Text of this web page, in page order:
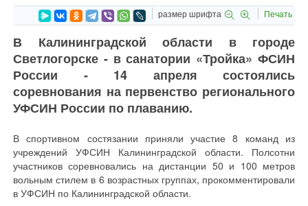
размер шрифта Печать
В Калининградской области в городе
Светлогорске - в санатории «Тройка» ФСИН
России - 14 апреля состоялись
соревнования на первенство регионального
УФСИН России по плаванию.
В спортивном состязании приняли участие 8 команд из
учреждений УФСИН Калининградской области. Полсотни
участников соревновались на дистанции 50 и 100 метров
вольным стилем в 6 возрастных группах, прокомментировали
в УФСИН по Калининградской области.